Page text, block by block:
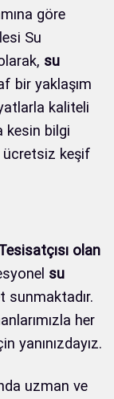
göre
Su
su
bir yaklaşım
kaliteli
kesin bilgi
ücretsiz keşif
olan
su
sunmaktadır.
her
yanınızdayız.
uzman ve